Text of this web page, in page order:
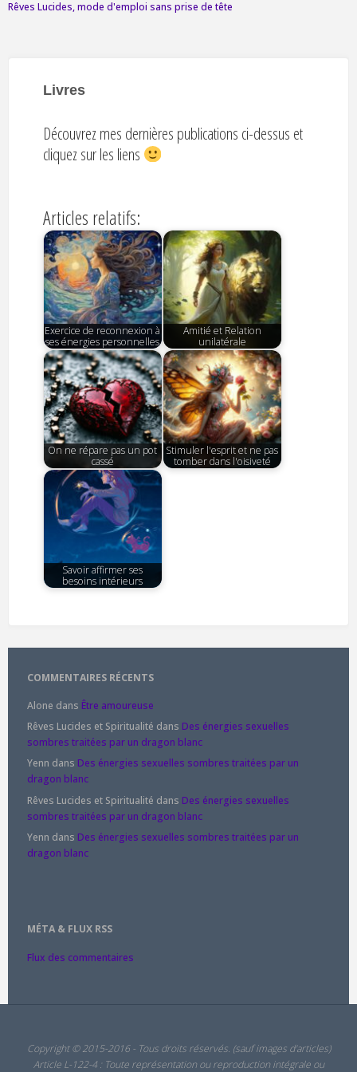
Rêves Lucides, mode d'emploi sans prise de tête
Livres
Découvrez mes dernières publications ci-dessus et
cliquez sur les liens
Articles relatifs:
Exercice de reconnexion à
ses énergies personnelles
Amitié et Relation
unilatérale
On ne répare pas un pot
cassé
Stimuler l'esprit et ne pas
tomber dans l'oisiveté
Savoir affirmer ses
besoins intérieurs
COMMENTAIRES RÉCENTS
Alone dans Être amoureuse
Rêves Lucides et Spiritualité dans Des énergies sexuelles
sombres traitées par un dragon blanc
Yenn dans Des énergies sexuelles sombres traitées par un
dragon blanc
Rêves Lucides et Spiritualité dans Des énergies sexuelles
sombres traitées par un dragon blanc
Yenn dans Des énergies sexuelles sombres traitées par un
dragon blanc
MÉTA & FLUX RSS
Flux des commentaires
Copyright © 2015-2016 - Tous droits réservés. (sauf images d'articles)
Article L-122-4 : Toute représentation ou reproduction intégrale ou